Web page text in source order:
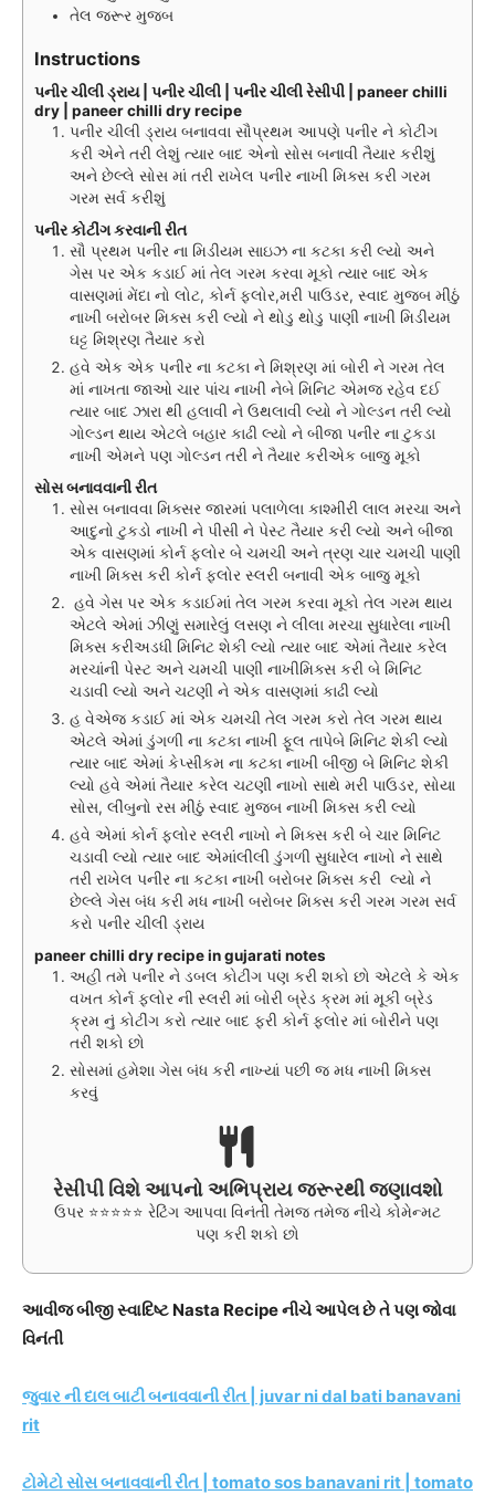
તેલ જરૂર મુજબ
Instructions
પનીર ચીલી ડ્રાય | પનીર ચીલી | પનીર ચીલી રેસીપી | paneer chilli
dry | paneer chilli dry recipe
પનીર ચીલી ડ્રાય બનાવવા સૌપ્રથમ આપણે પનીર ને કોટીંગ
કરી એને તરી લેશું ત્યાર બાદ એનો સોસ બનાવી તૈયાર કરીશું
અને છેલ્લે સોસ માં તરી રાખેલ પનીર નાખી મિક્સ કરી ગરમ
ગરમ સર્વ કરીશું
પનીર કોટીંગ કરવાની રીત
સૌ પ્રથમ પનીર ના મિડીયમ સાઇઝ ના કટકા કરી લ્યો અને
ગેસ પર એક કડાઈ માં તેલ ગરમ કરવા મૂકો ત્યાર બાદ એક
વાસણમાં મેંદા નો લોટ, કોર્ન ફ્લોર,મરી પાઉડર, સ્વાદ મુજબ મીઠું
નાખી બરોબર મિક્સ કરી લ્યો ને થોડુ થોડુ પાણી નાખી મિડીયમ
ઘટ્ટ મિશ્રણ તૈયાર કરો
હવે એક એક પનીર ના કટકા ને મિશ્રણ માં બોરી ને ગરમ તેલ
માં નાખતા જાઓ ચાર પાંચ નાખી નેબે મિનિટ એમજ રહેવ દઈ
ત્યાર બાદ ઝારા થી હલાવી ને ઉથલાવી લ્યો ને ગોલ્ડન તરી લ્યો
ગોલ્ડન થાય એટલે બહાર કાઢી લ્યો ને બીજા પનીર ના ટુકડા
નાખી એમને પણ ગોલ્ડન તરી ને તૈયાર કરીએક બાજુ મૂકો
સોસ બનાવવાની રીત
સોસ બનાવવા મિક્સર જારમાં પલાળેલા કાશ્મીરી લાલ મરચા અને
આદુનો ટુકડો નાખી ને પીસી ને પેસ્ટ તૈયાર કરી લ્યો અને બીજા
એક વાસણમાં કોર્ન ફ્લોર બે ચમચી અને ત્રણ ચાર ચમચી પાણી
નાખી મિક્સ કરી કોર્ન ફ્લોર સ્લરી બનાવી એક બાજુ મૂકો
હવે ગેસ પર એક કડાઈમાં તેલ ગરમ કરવા મૂકો તેલ ગરમ થાય
એટલે એમાં ઝીણું સમારેલું લસણ ને લીલા મરચા સુધારેલા નાખી
મિક્સ કરીઅડધી મિનિટ શેકી લ્યો ત્યાર બાદ એમાં તૈયાર કરેલ
મરચાંની પેસ્ટ અને ચમચી પાણી નાખીમિક્સ કરી બે મિનિટ
ચડાવી લ્યો અને ચટણી ને એક વાસણમાં કાઢી લ્યો
હ વેએજ કડાઈ માં એક ચમચી તેલ ગરમ કરો તેલ ગરમ થાય
એટલે એમાં ડુંગળી ના કટકા નાખી ફૂલ તાપેબે મિનિટ શેકી લ્યો
ત્યાર બાદ એમાં કેપ્સીકમ ના કટકા નાખી બીજી બે મિનિટ શેકી
લ્યો હવે એમાં તૈયાર કરેલ ચટણી નાખો સાથે મરી પાઉડર, સોયા
સોસ, લીંબુનો રસ મીઠું સ્વાદ મુજબ નાખી મિક્સ કરી લ્યો
હવે એમાં કોર્ન ફ્લોર સ્લરી નાખો ને મિક્સ કરી બે ચાર મિનિટ
ચડાવી લ્યો ત્યાર બાદ એમાંલીલી ડુંગળી સુધારેલ નાખો ને સાથે
તરી રાખેલ પનીર ના કટકા નાખી બરોબર મિક્સ કરી લ્યો ને
છેલ્લે ગેસ બંધ કરી મધ નાખી બરોબર મિક્સ કરી ગરમ ગરમ સર્વ
કરો પનીર ચીલી ડ્રાય
paneer chilli dry recipe in gujarati notes
અહી તમે પનીર ને ડબલ કોટીંગ પણ કરી શકો છો એટલે કે એક
વખત કોર્ન ફ્લોર ની સ્લરી માં બોરી બ્રેડ ક્રમ માં મૂકી બ્રેડ
ક્રમ નું કોટીંગ કરો ત્યાર બાદ ફરી કોર્ન ફ્લોર માં બોરીને પણ
તરી શકો છો
સોસમાં હમેશા ગેસ બંધ કરી નાખ્યાં પછી જ મધ નાખી મિક્સ
કરવું
રેસીપી વિશે આપનો અભિપ્રાય જરૂરથી જણાવશો
ઉપર ⭐⭐⭐⭐⭐ રેટિંગ આપવા વિનંતી તેમજ તમેજ નીચે કોમેન્મટ
પણ કરી શકો છો
આવીજ બીજી સ્વાદિષ્ટ Nasta Recipe નીચે આપેલ છે તે પણ જોવા
વિનંતી
જુવાર ની દાલ બાટી બનાવવાની રીત | juvar ni dal bati banavani
rit
ટોમેટો સોસ બનાવવાની રીત | tomato sos banavani rit | tomato